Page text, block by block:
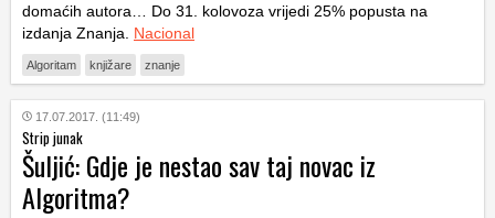
domaćih autora… Do 31. kolovoza vrijedi 25% popusta na
izdanja Znanja. Nacional
Algoritam knjižare znanje
17.07.2017. (11:49)
Strip junak
Šuljić: Gdje je nestao sav taj novac iz
Algoritma?